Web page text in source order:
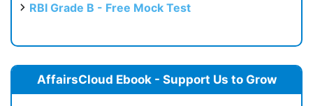
RBI Grade B - Free Mock Test
AffairsCloud Ebook - Support Us to Grow